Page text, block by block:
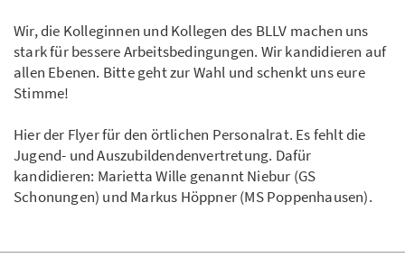
Wir, die Kolleginnen und Kollegen des BLLV machen uns
stark für bessere Arbeitsbedingungen. Wir kandidieren auf
allen Ebenen. Bitte geht zur Wahl und schenkt uns eure
Stimme!
Hier der Flyer für den örtlichen Personalrat. Es fehlt die
Jugend- und Auszubildendenvertretung. Dafür
kandidieren: Marietta Wille genannt Niebur (GS
Schonungen) und Markus Höppner (MS Poppenhausen).